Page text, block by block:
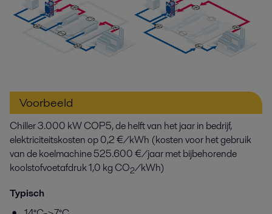
Voorbeeld
Chiller 3.000 kW COP5, de helft van het jaar in bedrijf,
elektriciteitskosten op 0,2 €/kWh (kosten voor het gebruik
van de koelmachine 525.600 €/jaar met bijbehorende
koolstofvoetafdruk 1,0 kg CO2/kWh)
Typisch